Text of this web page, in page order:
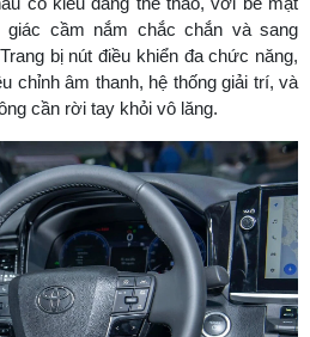
cầm nắm chắc chắn và sang
bị nút điều khiển đa chức năng,
chỉnh âm thanh, hệ thống giải trí, và
cần rời tay khỏi vô lăng.